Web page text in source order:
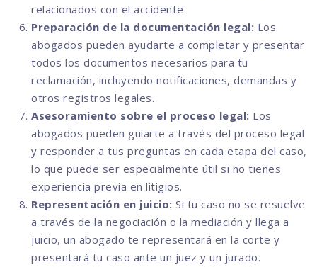
relacionados con el accidente.
Preparación de la documentación legal: Los
abogados pueden ayudarte a completar y presentar
todos los documentos necesarios para tu
reclamación, incluyendo notificaciones, demandas y
otros registros legales.
Asesoramiento sobre el proceso legal: Los
abogados pueden guiarte a través del proceso legal
y responder a tus preguntas en cada etapa del caso,
lo que puede ser especialmente útil si no tienes
experiencia previa en litigios.
Representación en juicio: Si tu caso no se resuelve
a través de la negociación o la mediación y llega a
juicio, un abogado te representará en la corte y
presentará tu caso ante un juez y un jurado.